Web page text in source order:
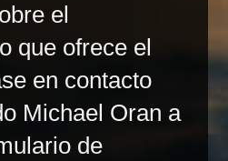
el
que ofrece el
en contacto
Michael Oran a
de